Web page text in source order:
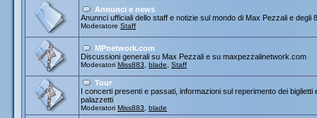
Annunci e news
Anunnci ufficiali dello staff e notizie sul mondo di Max Pezzali e degli
Moderatore Staff
MPnetwork.com
Discussioni generali su Max Pezzali e su maxpezzalinetwork.com
Moderatori Miss883 blade Staff
Tour
I concerti presenti e passati, informazioni sul reperimento dei
palazzetti
Moderatori Miss883 blade